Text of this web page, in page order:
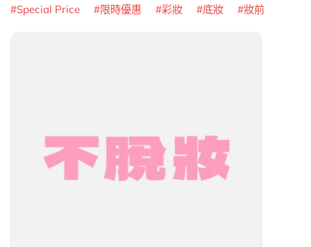
Special Price
限時優惠 彩妝 底妝 妝前